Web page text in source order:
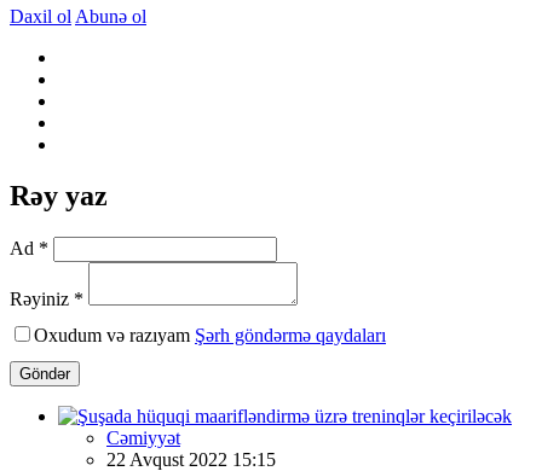
Daxil ol Abunə ol
Rəy yaz
Ad *
Rəyiniz *
Oxudum və razıyam Şərh göndərmə qaydaları
Göndər
Cəmiyyət
22 Avqust 2022 15:15